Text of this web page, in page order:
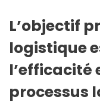
L’objectif
logistique
l’efficacité
processus